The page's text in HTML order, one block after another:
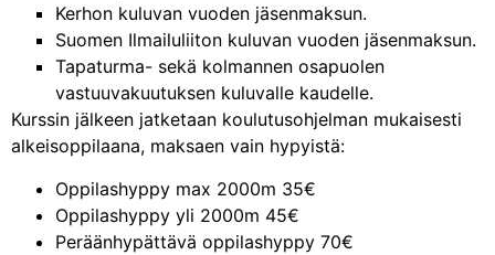
Kerhon kuluvan vuoden jäsenmaksun.
Suomen Ilmailuliiton kuluvan vuoden jäsenmaksun.
Tapaturma- sekä kolmannen osapuolen
vastuuvakuutuksen kuluvalle kaudelle.
Kurssin jälkeen jatketaan koulutusohjelman mukaisesti
alkeisoppilaana, maksaen vain hypyistä:
Oppilashyppy max 2000m 35€
Oppilashyppy yli 2000m 45€
Peräänhypättävä oppilashyppy 70€